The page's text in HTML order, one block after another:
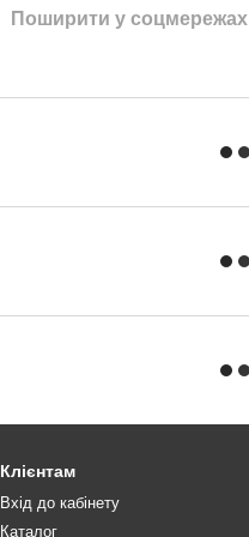
Поширити у соцмережах
Клієнтам
Вхід до кабінету
Каталог